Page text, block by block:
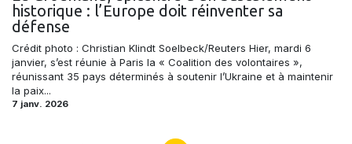
historique : l’Europe doit réinventer sa
défense
Crédit photo : Christian Klindt Soelbeck/Reuters Hier, mardi 6
janvier, s’est réunie à Paris la « Coalition des volontaires »,
réunissant 35 pays déterminés à soutenir l’Ukraine et à maintenir
la paix...
7 janv. 2026